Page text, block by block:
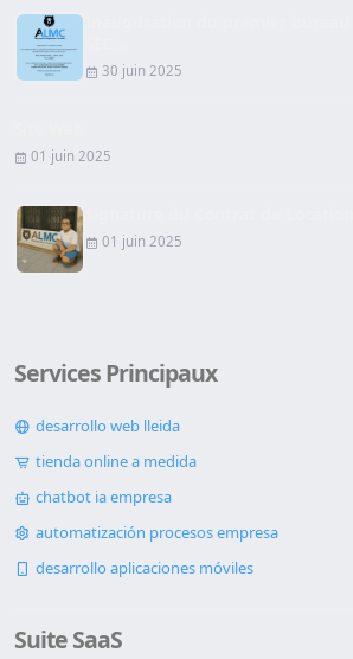
30 juin 2025
01 juin 2025
01 juin 2025
Services Principaux
desarrollo web lleida
tienda online a medida
chatbot ia empresa
automatización procesos empresa
desarrollo aplicaciones móviles
Suite SaaS